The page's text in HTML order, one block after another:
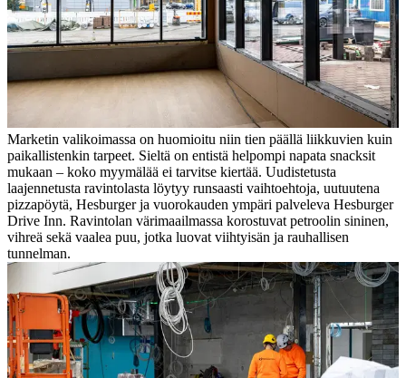
Marketin valikoimassa on huomioitu niin tien päällä liikkuvien kuin
paikallistenkin tarpeet. Sieltä on entistä helpompi napata snacksit
mukaan – koko myymälää ei tarvitse kiertää. Uudistetusta
laajennetusta ravintolasta löytyy runsaasti vaihtoehtoja, uutuutena
pizzapöytä, Hesburger ja vuorokauden ympäri palveleva Hesburger
Drive Inn. Ravintolan värimaailmassa korostuvat petroolin sininen,
vihreä sekä vaalea puu, jotka luovat viihtyisän ja rauhallisen
tunnelman.